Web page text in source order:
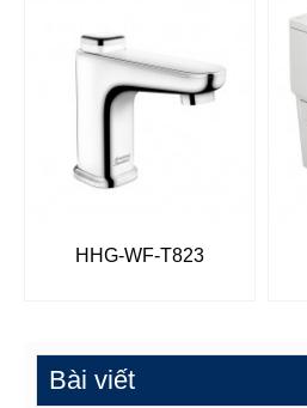
HHG-WF-T823
Bài viết